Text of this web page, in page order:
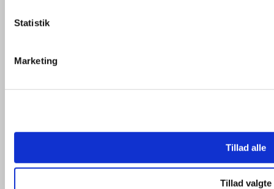
Statistik
Marketing
Tillad alle
Tillad valgte
Lange Strips
Blå Strips
Grå Strips
Neon Blå Strips
Neon Pinke Strips